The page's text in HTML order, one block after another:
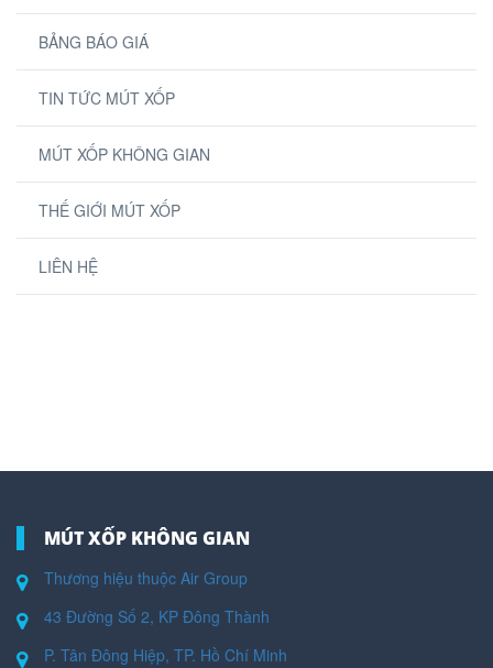
BẢNG BÁO GIÁ
TIN TỨC MÚT XỐP
MÚT XỐP KHÔNG GIAN
THẾ GIỚI MÚT XỐP
LIÊN HỆ
MÚT XỐP KHÔNG GIAN
Thương hiệu thuộc Air Group
43 Đường Số 2, KP Đông Thành
P. Tân Đông Hiệp, TP. Hồ Chí Minh